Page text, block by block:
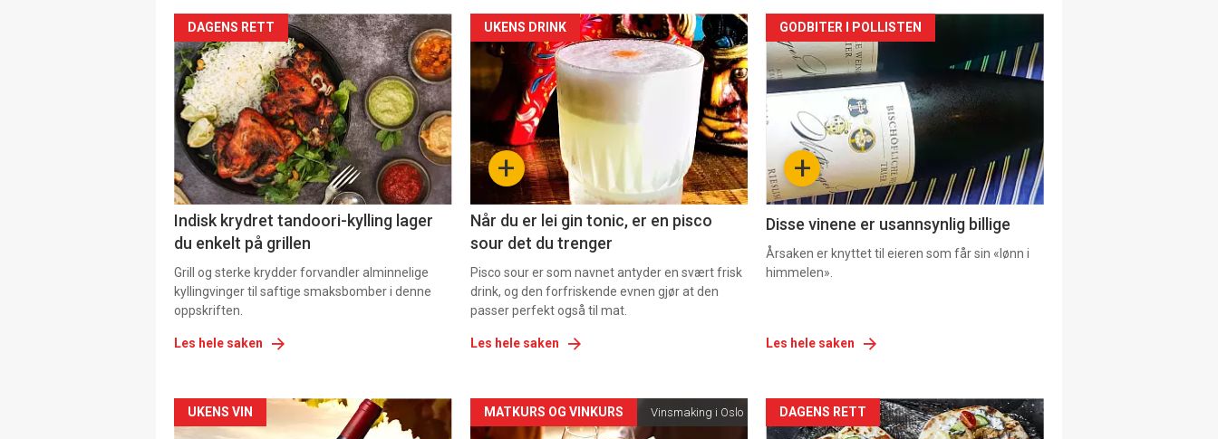
DAGENS RETT
Indisk krydret tandoori-kylling lager
du enkelt på grillen
Grill og sterke krydder forvandler alminnelige
kyllingvinger til saftige smaksbomber i denne
oppskriften.
Les hele saken
Forsiden
akkurat
nå
-
+
UKENS DRINK
Når du er lei gin tonic, er en pisco
sour det du trenger
Pisco sour er som navnet antyder en svært frisk
drink, og den forfriskende evnen gjør at den
passer perfekt også til mat.
Les hele saken
Forsiden
akkurat
nå
3 +
GODBITER I POLLISTEN
Disse vinene er usannsynlig billige
Årsaken er knyttet til eieren som får sin «lønn i
himmelen».
Les hele saken
Forsiden
UKENS VIN
Forsiden
MATKURS OG VINKURS Vinsmaking i Oslo
Forsiden
DAGENS RETT